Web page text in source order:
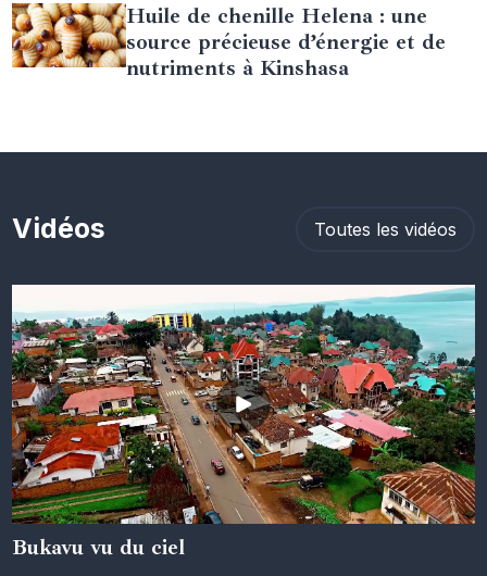
Huile de chenille Helena : une
source précieuse d’énergie et de
nutriments à Kinshasa
Vidéos Toutes les vidéos
05 juin 2024
Bukavu vu du ciel